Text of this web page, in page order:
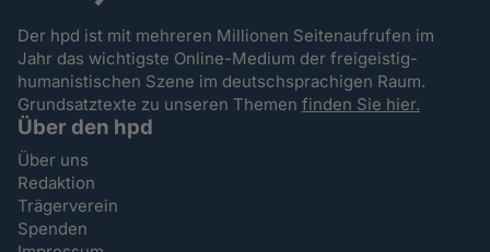
Der hpd ist mit mehreren Millionen Seitenaufrufen im
Jahr das wichtigste Online-Medium der freigeistig-
humanistischen Szene im deutschsprachigen Raum.
Grundsatztexte zu unseren Themenfinden Sie hier.
Über den hpd
Über uns
Redaktion
Trägerverein
Spenden